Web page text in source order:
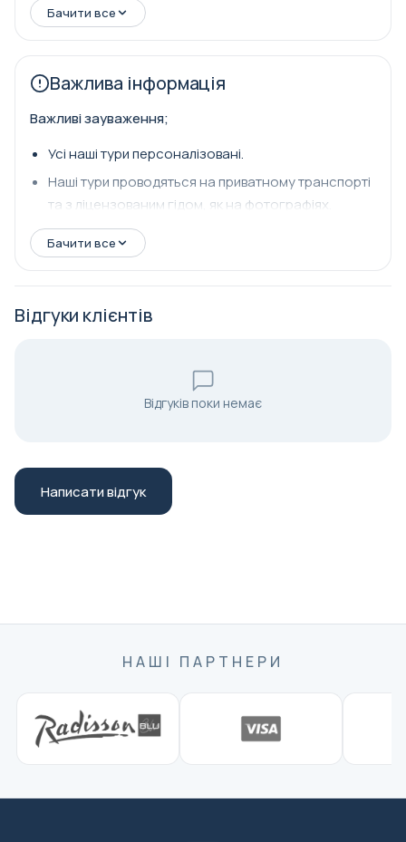
Бачити все
Важлива інформація
Важливі зауваження;
Усі наші тури персоналізовані.
Наші тури проводяться на приватному транспорті
та з ліцензованим гідом, як на фотографіях.
Бачити все
Відгуки клієнтів
Відгуків поки немає
Написати відгук
НАШІ ПАРТНЕРИ